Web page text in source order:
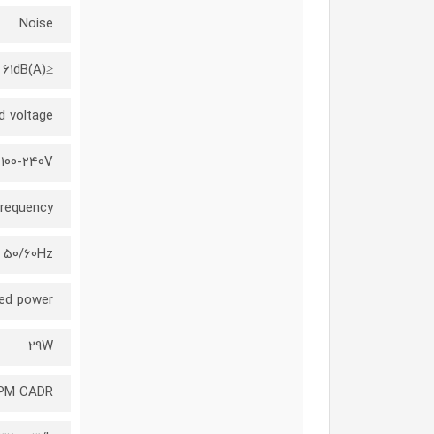
Noise
≤61dB(A)
voltage
100-240V
50/60Hz
power
29W
CADR